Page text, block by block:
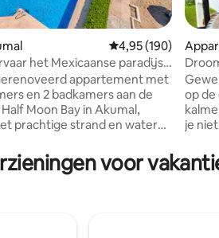
van 4,96 op 5, 181 recensies
Gemiddelde
4,95 (190)
het Mexicaanse paradijs
#7
appartement met
en 2 badkamers aan de
Moon Bay in Akumal,
prachtige strand en water
snorkelen in je eigen
aquarium. Tropische vissen
op de
je
voor